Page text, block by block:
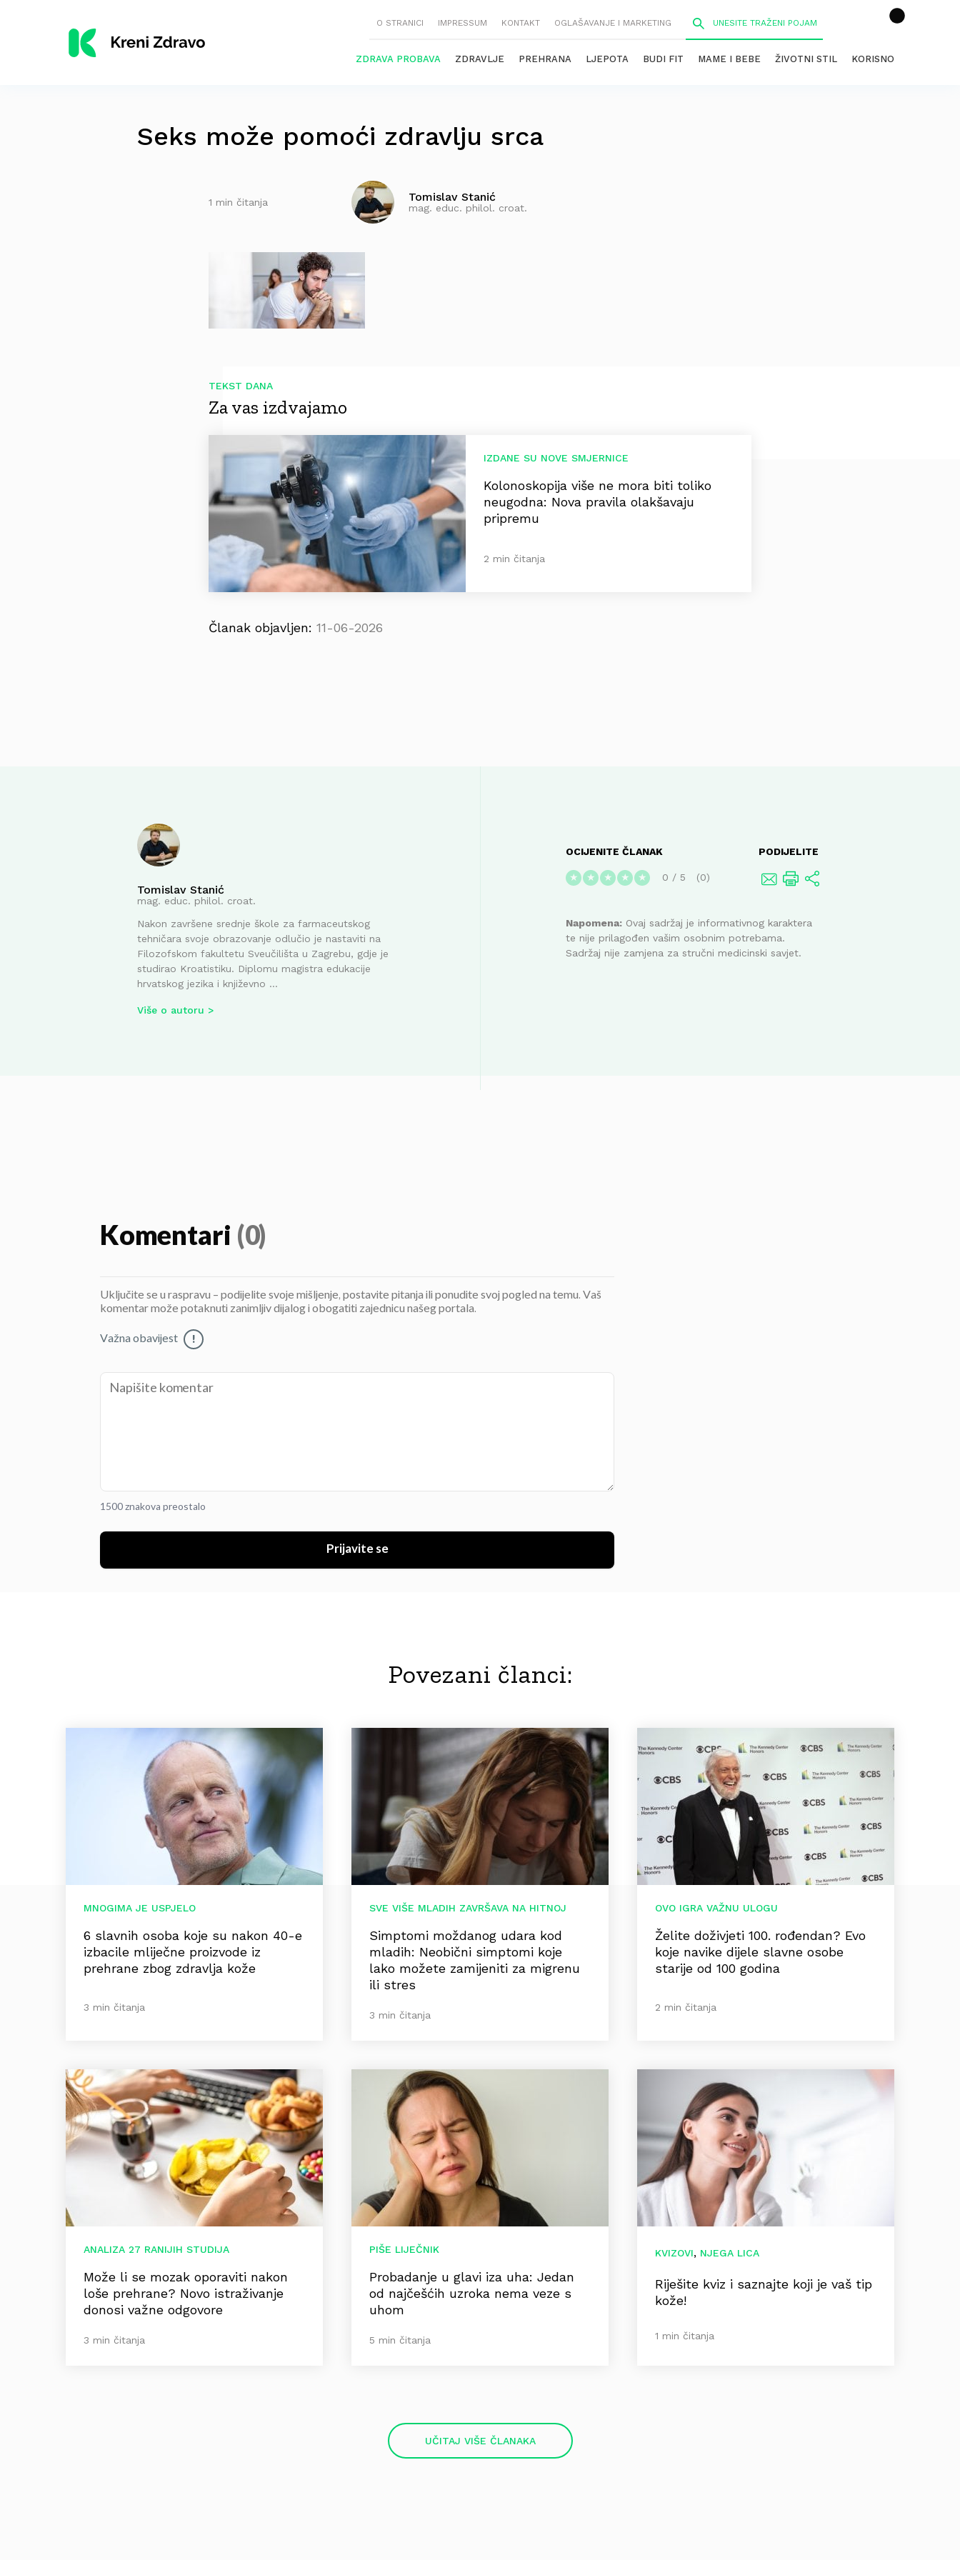
O STRANICI IMPRESSUM KONTAKT OGLAŠAVANJE I MARKETING
ZDRAVA PROBAVA ZDRAVLJE PREHRANA LJEPOTA BUDI FIT MAME I BEBE ŽIVOTNI STIL KORISNO
Seks može pomoći zdravlju srca
1 min čitanja Tomislav Stanić
mag. educ. philol. croat.
TEKST DANA
Za vas izdvajamo
IZDANE SU NOVE SMJERNICE
Kolonoskopija više ne mora biti toliko
neugodna: Nova pravila olakšavaju
pripremu
2 min čitanja
Članak objavljen: 11-06-2026
Tomislav Stanić
mag. educ. philol. croat.
Nakon završene srednje škole za farmaceutskog
tehničara svoje obrazovanje odlučio je nastaviti na
Filozofskom fakultetu Sveučilišta u Zagrebu, gdje je
studirao Kroatistiku. Diplomu magistra edukacije
hrvatskog jezika i književno ...
Više o autoru
OCIJENITE ČLANAK
★ ★ ★ ★ ★ 0 / 5 0
PODIJELITE
Napomena: Ovaj sadržaj je informativnog karaktera
te nije prilagođen vašim osobnim potrebama.
Sadržaj nije zamjena za stručni medicinski savjet.
Komentari (0)
Uključite se u raspravu – podijelite svoje mišljenje, postavite pitanja ili ponudite svoj pogled na temu. Vaš
komentar može potaknuti zanimljiv dijalog i obogatiti zajednicu našeg portala.
Važna obavijest !
1500 znakova preostalo
Prijavite se
Povezani članci:
MNOGIMA JE USPJELO
6 slavnih osoba koje su nakon 40-e
izbacile mliječne proizvode iz
prehrane zbog zdravlja kože
3 min čitanja
SVE VIŠE MLADIH ZAVRŠAVA NA HITNOJ
Simptomi moždanog udara kod
mladih: Neobični simptomi koje
lako možete zamijeniti za migrenu
ili stres
3 min čitanja
OVO IGRA VAŽNU ULOGU
Želite doživjeti 100. rođendan? Evo
koje navike dijele slavne osobe
starije od 100 godina
2 min čitanja
ANALIZA 27 RANIJIH STUDIJA
Može li se mozak oporaviti nakon
loše prehrane? Novo istraživanje
donosi važne odgovore
3 min čitanja
PIŠE LIJEČNIK
Probadanje u glavi iza uha: Jedan
od najčešćih uzroka nema veze s
uhom
5 min čitanja
KVIZOVI, NJEGA LICA
Riješite kviz i saznajte koji je vaš tip
kože!
1 min čitanja
UČITAJ VIŠE ČLANAKA